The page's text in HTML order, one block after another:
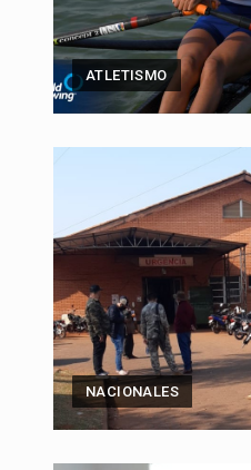
ATLETISMO
NACIONALES